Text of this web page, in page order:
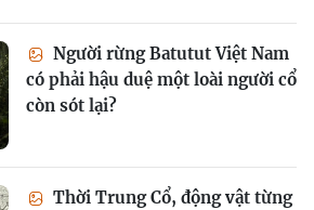
Người rừng Batutut Việt Nam
có phải hậu duệ một loài người cổ
còn sót lại?
Thời Trung Cổ, động vật từng